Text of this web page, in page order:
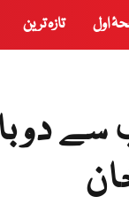
اول تازہ ترین
سے